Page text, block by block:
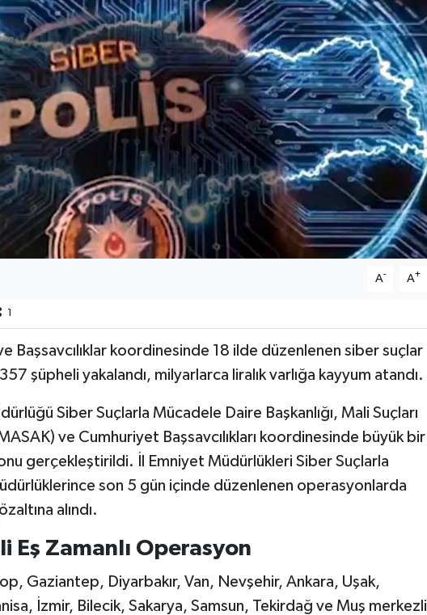
A- A+
Başsavcılıklar koordinesinde 18 ilde düzenlenen siber suçlar
şüpheli yakalandı, milyarlarca liralık varlığa kayyum atandı.
Siber Suçlarla Mücadele Daire Başkanlığı, Mali Suçları
ve Cumhuriyet Başsavcılıkları koordinesinde büyük bir
gerçekleştirildi. İl Emniyet Müdürlükleri Siber Suçlarla
son 5 gün içinde düzenlenen operasyonlarda
alındı.
Eş Zamanlı Operasyon
Gaziantep, Diyarbakır, Van, Nevşehir, Ankara, Uşak,
İzmir, Bilecik, Sakarya, Samsun, Tekirdağ ve Muş merkezli